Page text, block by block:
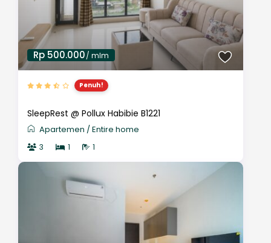
Rp 500.000/ mlm
Penuh!
SleepRest @ Pollux Habibie B1221
Apartemen /Entire home
3 1 1